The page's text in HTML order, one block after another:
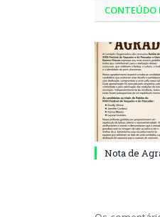
CONTEÚDO
Nota de